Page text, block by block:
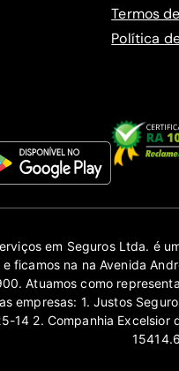
Termos
Política
em Seguros Ltda. é
ficamos na na Avenida
Atuamos como
empresas: 1. Justos
14 2. Companhia Excelsior